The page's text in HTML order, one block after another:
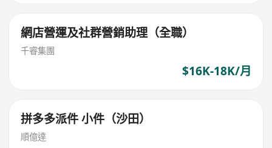
網店營運及社群營銷助理（全職）
千睿集團
$16K-18K/月
拼多多派件 小件（沙田）
順億達